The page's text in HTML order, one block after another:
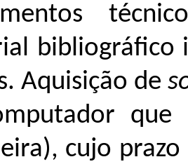
bibliográfico
Aquisição de
cujo